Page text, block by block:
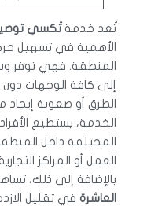
تُعد خدمةتَكسي
الأهمية في تسهيل
المنطقة. فهي توفر
إلى كافة الوجهات دون
الطرق أو صعوبة
الخدمة، يستطيع
المختلفة داخل
العمل أو المراكز
بالإضافة إلى ذلك،
العاشرةفي تقليل